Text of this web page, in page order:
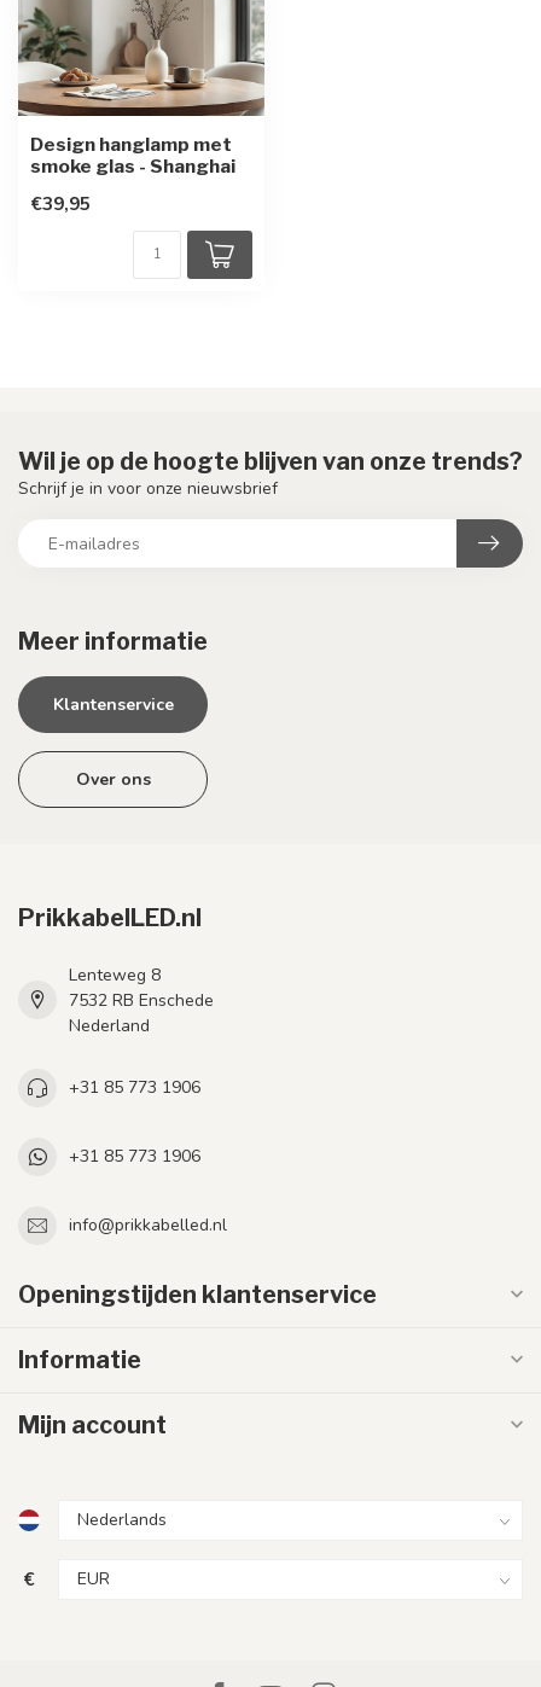
Design hanglamp met
smoke glas - Shanghai
€39,95
Meer informatie
Klantenservice
Over ons
Wil je op de hoogte blijven van onze trends?
Schrijf je in voor onze nieuwsbrief
PrikkabelLED.nl
Lenteweg 8
7532 RB Enschede
Nederland
+31 85 773 1906
+31 85 773 1906
info@prikkabelled.nl
Openingstijden klantenservice
Informatie
Mijn account
€